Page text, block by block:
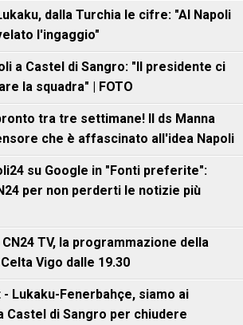
dalla Turchia le cifre: "Al Napoli
l'ingaggio"
a Castel di Sangro: "Il presidente ci
la squadra" | FOTO
tra tre settimane! Il ds Manna
che è affascinato all'idea Napoli
su Google in "Fonti preferite":
per non perderti le notizie più
TV, la programmazione della
Vigo dalle 19.30
- Lukaku-Fenerbahçe, siamo ai
Castel di Sangro per chiudere